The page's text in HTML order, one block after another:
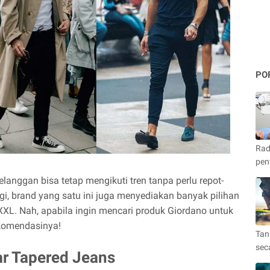
bisa tetap mengikuti tren tanpa perlu repot-
brand yang satu ini juga menyediakan banyak pilihan
Nah, apabila ingin mencari produk Giordano untuk
Tapered Jeans